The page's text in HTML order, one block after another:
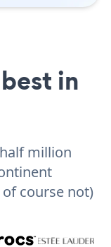
in
million
course not)